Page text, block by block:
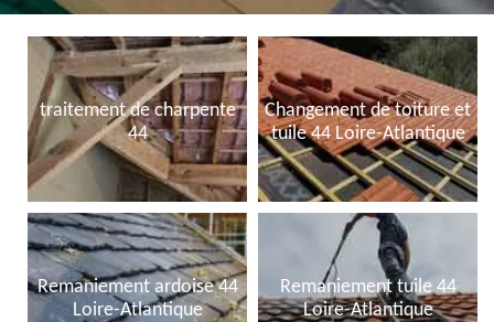
traitement de charpente
44
Changement de toiture et
tuile 44 Loire-Atlantique
Remaniement ardoise 44
Loire-Atlantique
Remaniement tuile 44
Loire-Atlantique